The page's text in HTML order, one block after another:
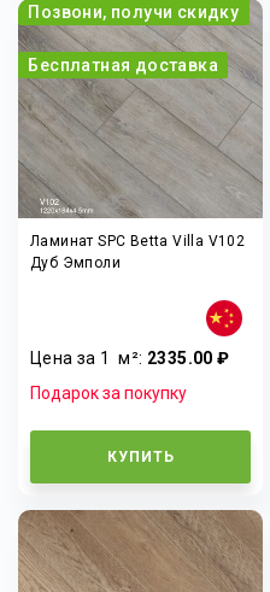
Позвони, получи скидку
Бесплатная доставка
Ламинат SPC Betta Villa V102
Дуб Эмполи
Цена за 1м²: 2335.00 ₽
Подарок за покупку
КУПИТЬ